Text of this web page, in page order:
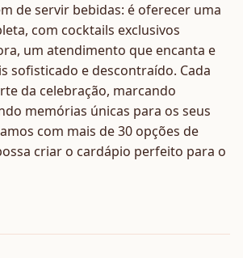
de servir bebidas: é oferecer uma
com cocktails exclusivos
um atendimento que encanta e
sofisticado e descontraído. Cada
da celebração, marcando
memórias únicas para os seus
com mais de 30 opções de
criar o cardápio perfeito para o